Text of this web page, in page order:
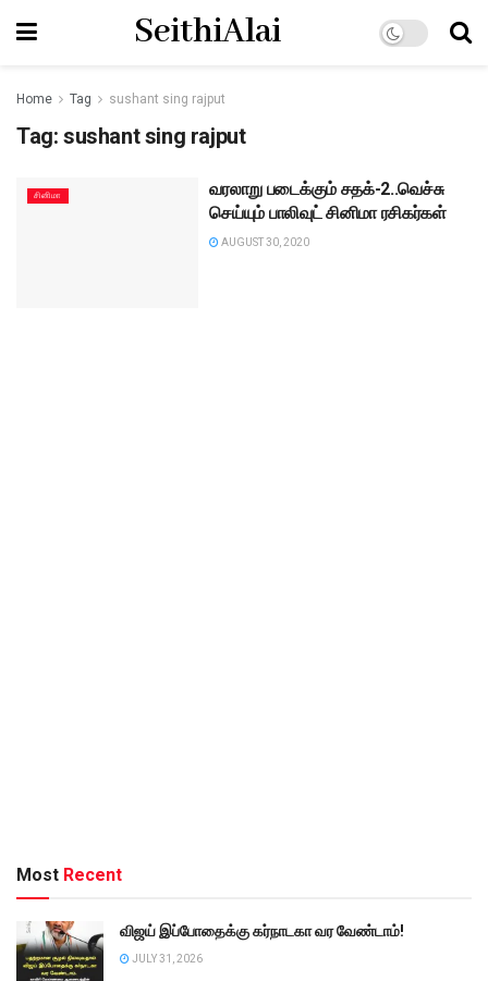
SeithiAlai
Home Tag sushant sing rajput
Tag: sushant sing rajput
சினிமா
வரலாறு படைக்கும் சதக்-2..வெச்சு
செய்யும் பாலிவுட் சினிமா ரசிகர்கள்
AUGUST 30, 2020
Most Recent
விஜய் இப்போதைக்கு கர்நாடகா வர வேண்டாம்!
JULY 31, 2026